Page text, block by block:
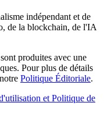
indépendant et de
de la blockchain, de l'IA
produites avec une
Pour plus de détails
Politique Éditoriale.
et Politique de